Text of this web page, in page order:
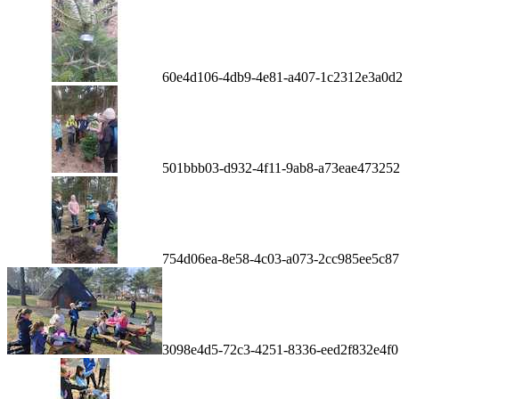
60e4d106-4db9-4e81-a407-1c2312e3a0d2
501bbb03-d932-4f11-9ab8-a73eae473252
754d06ea-8e58-4c03-a073-2cc985ee5c87
3098e4d5-72c3-4251-8336-eed2f832e4f0